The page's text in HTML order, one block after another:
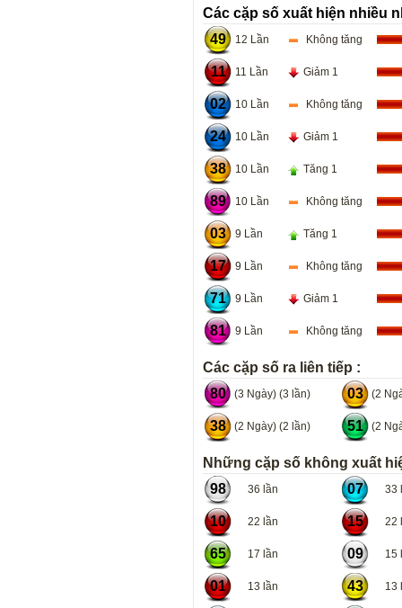
Các cặp số xuất hiện nhiều
49
12 Lần Không tăng
11 11 Lần Giảm 1
02 10 Lần Không tăng
24 10 Lần Giảm 1
38 10 Lần Tăng 1
89 10 Lần Không tăng
03 9 Lần Tăng 1
17 9 Lần Không tăng
71 9 Lần Giảm 1
81 9 Lần Không tăng
Các cặp số ra liên tiếp :
80
(3 Ngày) (3 lần) 03 (2
38 (2 Ngày) (2 lần) 51 (2
Những cặp số không xuất
98
36 lần 07 33
10 22 lần 15 22
65 17 lần 09 15
01 13 lần 43 13